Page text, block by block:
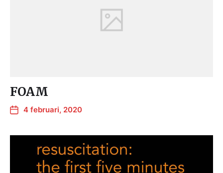
FOAM
4 februari, 2020